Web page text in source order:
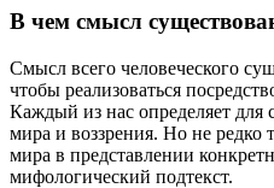
В чем смысл
Смысл всего человеческого
чтобы реализоваться
Каждый из нас определяет для
мира и воззрения. Но не редко
мира в представлении
мифологический подтекст.